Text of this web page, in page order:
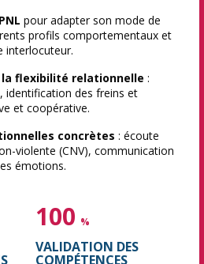
pour adapter son mode de
profils comportementaux et
interlocuteur.
flexibilité relationnelle :
identification des freins et
et coopérative.
concrètes : écoute
violente (CNV), communication
émotions.
100 %
VALIDATION DES
COMPÉTENCES